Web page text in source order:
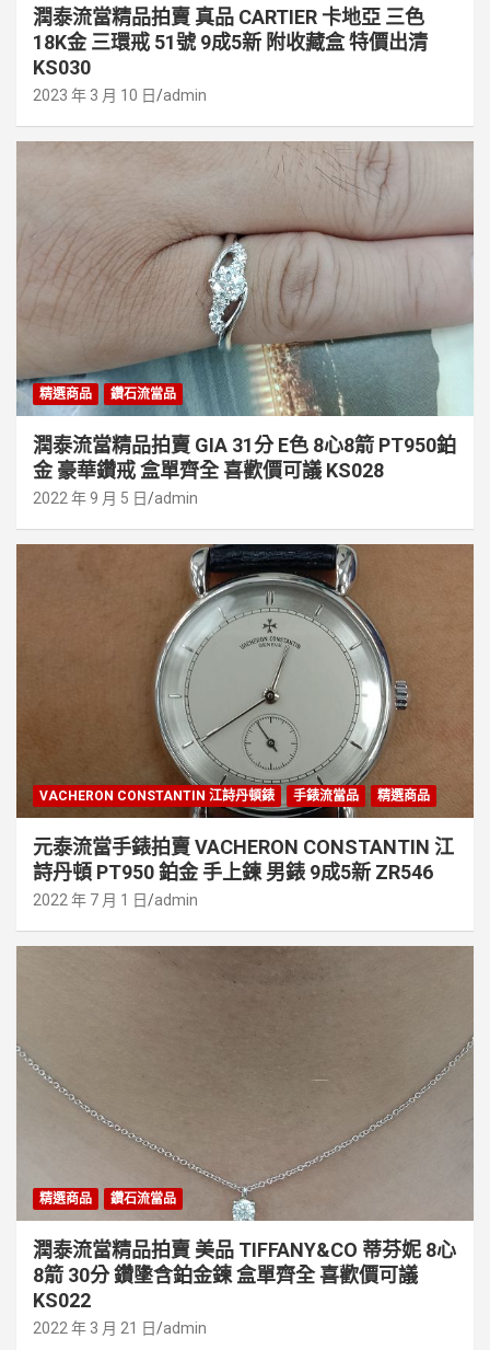
潤泰流當精品拍賣 真品 CARTIER 卡地亞 三色
18K金 三環戒 51號 9成5新 附收藏盒 特價出清
KS030
2023 年 3 月 10 日 admin
精選商品 鑽石流當品
潤泰流當精品拍賣 GIA 31分 E色 8心8箭 PT950鉑
金 豪華鑽戒 盒單齊全 喜歡價可議 KS028
2022 年 9 月 5 日 admin
VACHERON CONSTANTIN 江詩丹頓錶 手錶流當品 精選商品
元泰流當手錶拍賣 VACHERON CONSTANTIN 江
詩丹頓 PT950 鉑金 手上鍊 男錶 9成5新 ZR546
2022 年 7 月 1 日 admin
精選商品 鑽石流當品
潤泰流當精品拍賣 美品 TIFFANY&CO 蒂芬妮 8心
8箭 30分 鑽墬含鉑金鍊 盒單齊全 喜歡價可議
KS022
2022 年 3 月 21 日 admin